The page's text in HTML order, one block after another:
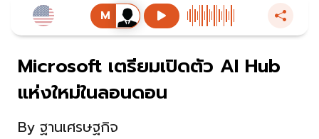
Microsoft เตรียมเปิดตัว AI Hub
แห่งใหม่ในลอนดอน
By ฐานเศรษฐกิจ